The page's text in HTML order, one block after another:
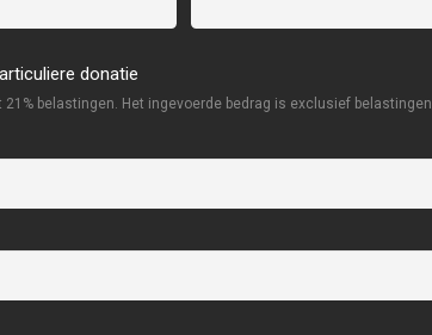
donatie
belastingen. Het ingevoerde bedrag is exclusief belastingen.